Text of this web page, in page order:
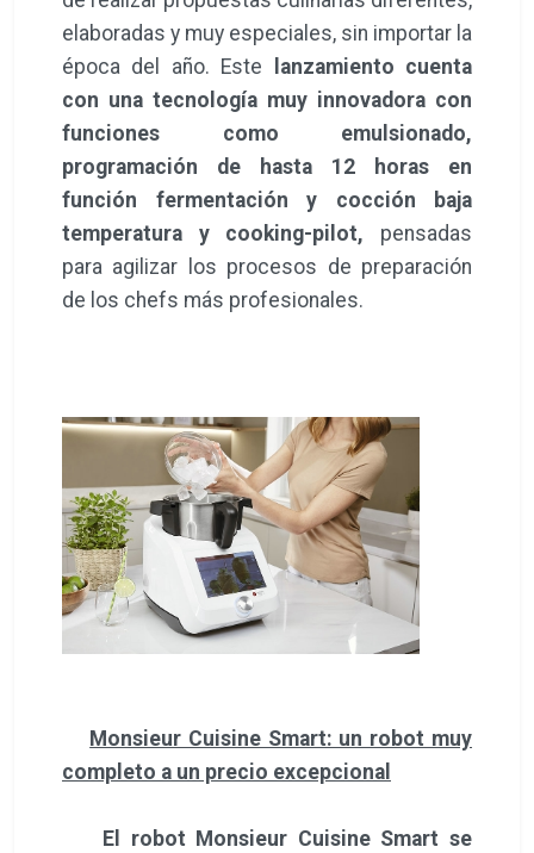
elaboradas y muy especiales, sin importar la
época del año. Este
lanzamiento cuenta
con una tecnología muy innovadora con
funciones como emulsionado,
programación de hasta 12 horas en
función fermentación y cocción baja
temperatura y cooking-pilot, pensadas
para agilizar los procesos de preparación
de los chefs más profesionales.
Monsieur Cuisine Smart: un robot muy
completo a un precio excepcional
El robot Monsieur Cuisine Smart se